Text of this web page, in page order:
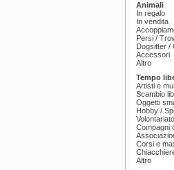
Animali
In regalo
In vendita
Persi /
Dogsitter /
Accessori
Altro
Tempo
Artisti e
Scambio
Oggetti
Hobby /
Volontariato
Compagni
Corsi e
Altro